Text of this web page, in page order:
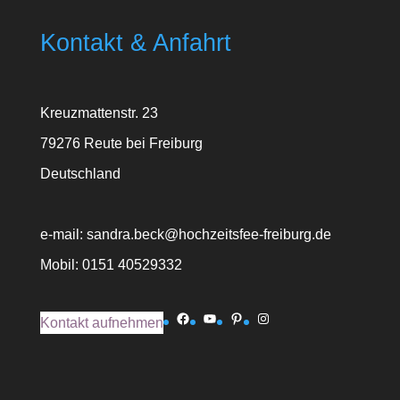
Kontakt & Anfahrt
Kreuzmattenstr. 23
79276 Reute bei Freiburg
Deutschland
e-mail: sandra.beck@hochzeitsfee-freiburg.de
Mobil: 0151 40529332
Kontakt aufnehmen Facebook
YouTube
PinterestInstagram